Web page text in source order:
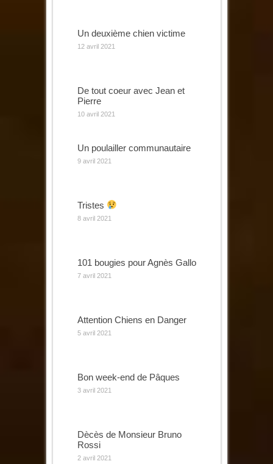
Un deuxième chien victime
12 avril 2021
De tout coeur avec Jean et
Pierre
10 avril 2021
Un poulailler communautaire
9 avril 2021
Tristes
8 avril 2021
101 bougies pour Agnès Gallo
7 avril 2021
Attention Chiens en Danger
5 avril 2021
Bon week-end de Pâques
3 avril 2021
Dècès de Monsieur Bruno
Rossi
2 avril 2021